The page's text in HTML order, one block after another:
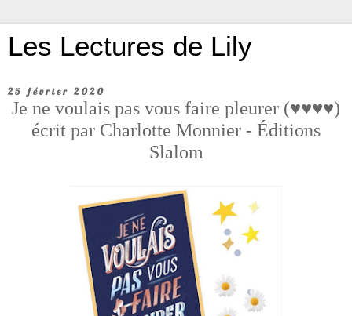
Les Lectures de Lily
25 février 2020
Je ne voulais pas vous faire pleurer (♥♥♥♥)
écrit par Charlotte Monnier - Éditions
Slalom